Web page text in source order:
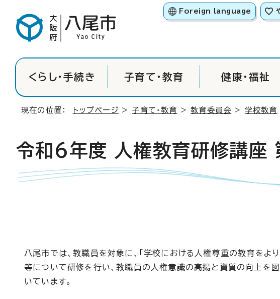
Foreign language
くらし・手続き 子育て・教育 健康・福祉
現在の位置： トップページ >子育て・教育 >教育委員会 > 学校教育
令和6年度 人権教育研修講座
八尾市では、教職員を対象に、「学校における人権尊重の教育を
等について研修を行い、教職員の人権意識の高揚と資質の向上を
いています。